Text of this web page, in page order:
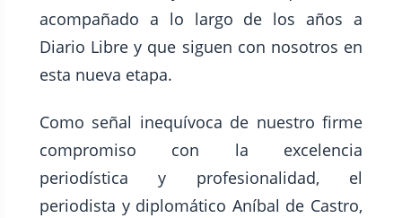
acompañado a lo largo de los años a
Diario Libre y que siguen con nosotros en
esta nueva etapa.
Como señal inequívoca de nuestro firme
compromiso con la excelencia
periodística y profesionalidad, el
periodista y diplomático Aníbal de Castro,